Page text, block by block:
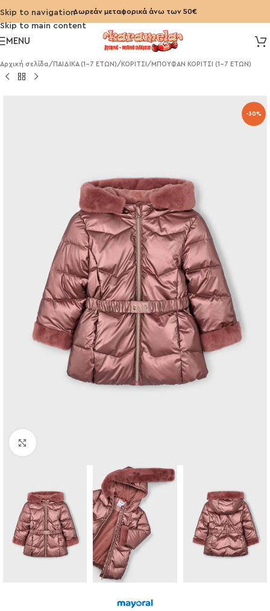
Skip to navigation
Skip to main content
Δωρεάν μεταφορικά άνω των 50€
MENU
Αρχική σελίδα/ ΠΑΙΔΙΚΑ (1-7 ΕΤΩΝ)/ ΚΟΡΙΤΣΙ /ΜΠΟΥΦΑΝ ΚΟΡΙΤΣΙ (1-7 ΕΤΩΝ)
-30%